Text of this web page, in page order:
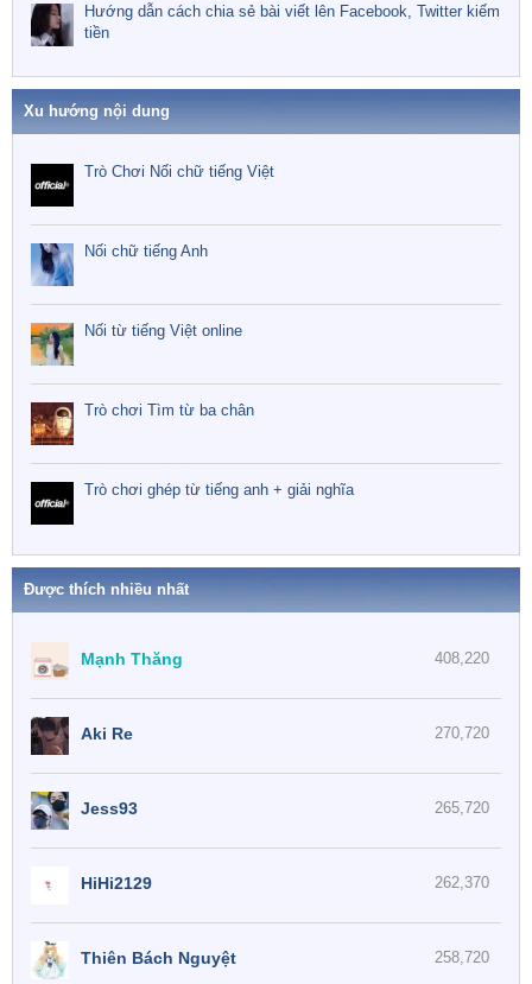
Hướng dẫn cách chia sẻ bài viết lên Facebook, Twitter kiếm
tiền
Xu hướng nội dung
Trò Chơi Nối chữ tiếng Việt
Nối chữ tiếng Anh
Nối từ tiếng Việt online
Trò chơi Tìm từ ba chân
Trò chơi ghép từ tiếng anh + giải nghĩa
Được thích nhiều nhất
408,220
Mạnh Thăng
270,720
Aki Re
265,720
Jess93
262,370
HiHi2129
258,720
Thiên Bách Nguyệt